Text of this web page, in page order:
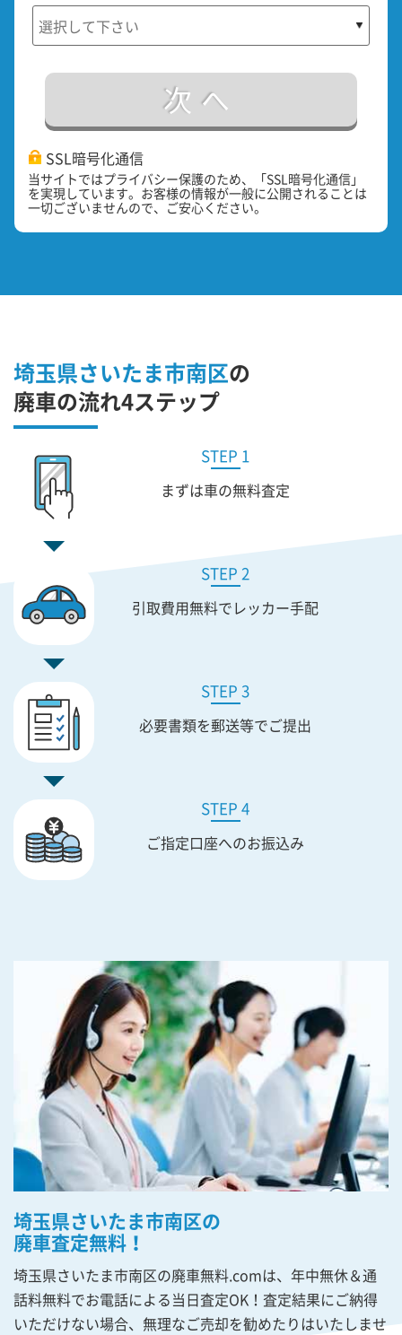
次へ
SSL暗号化通信
当サイトではプライバシー保護のため、「SSL暗号化通信」
を実現しています。お客様の情報が一般に公開されることは
一切ございませんので、ご安心ください。
埼玉県さいたま市南区の
廃車の流れ4ステップ
STEP 1
まずは車の無料査定
STEP 2
引取費用無料でレッカー手配
STEP 3
必要書類を郵送等でご提出
STEP 4
ご指定口座へのお振込み
埼玉県さいたま市南区の
廃車査定無料！
埼玉県さいたま市南区の廃車無料.comは、年中無休＆通
話料無料でお電話による当日査定OK！査定結果にご納得
いただけない場合、無理なご売却を勧めたりはいたしませ